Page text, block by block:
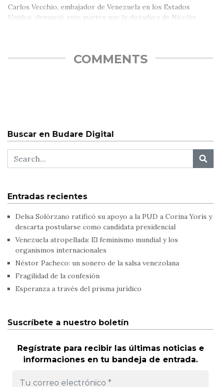
Carlos Vecchio, embajador de Venezuela en los Estados
Unidos, denunció este martes que la dictadura de Nicolás
COMMENTS
Buscar en Budare Digital
Entradas recientes
Delsa Solórzano ratificó su apoyo a la PUD a Corina Yoris y
descarta postularse como candidata presidencial
Venezuela atropellada: El feminismo mundial y los
organismos internacionales
Néstor Pacheco: un sonero de la salsa venezolana
Fragilidad de la confesión
Esperanza a través del prisma jurídico
Suscríbete a nuestro boletín
Regístrate para recibir las últimas noticias e
informaciones en tu bandeja de entrada.